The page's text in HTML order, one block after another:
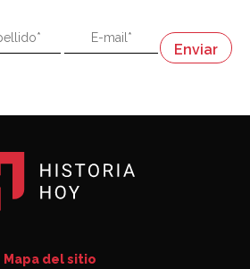
la estupidez no es una desventaja"
Mapa del sitio